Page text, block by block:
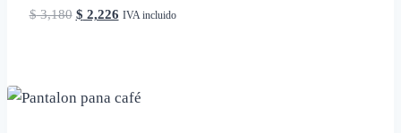
$3,180 El
$ 3,180.
$ 2,226El
$ 2,226.
IVA incluido